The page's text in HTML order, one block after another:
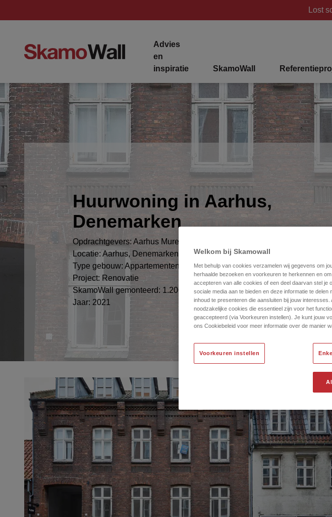
Lost
Advies
en
inspiratie
SkamoWall
Huurwoning in Aarhus,
Denemarken
Opdrachtgevers: Aarhus Murer & Tømrerforretning A/S
Locatie: Aarhus, Denemarken
Type gebouw: Appartementencomplex
Project: Renovatie
SkamoWall gemonteerd: 1.200 m²
Jaar: 2021
Welkom bij Skamowall
Met behulp van cookies verzamelen wij gegevens om
herhaalde bezoeken en voorkeuren te herkennen en
accepteren van alle cookies of een deel daarvan stel
sociale media aan te bieden en deze informatie te
inhoud te presenteren die aansluiten bij jouw
noodzakelijke cookies die essentieel zijn voor het
geaccepteerd (via Voorkeuren instellen). Je kunt jouw
ons Cookiebeleid voor meer informatie over de manier
Voorkeuren instellen